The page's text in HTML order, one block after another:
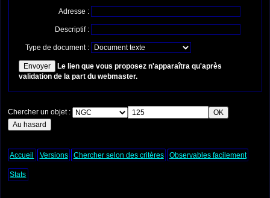
Adresse :
Descriptif :
Type de document :
Le lien que vous proposez n'apparaîtra qu'après
validation de la part du webmaster.
Chercher un objet :
Accueil Versions Chercher selon des critères Observables facilement
Stats